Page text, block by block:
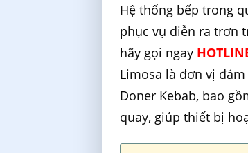
Hệ thống bếp trong
phục vụ diễn ra trơn
hãy gọi ngay
Limosa là đơn vị
Doner Kebab, bao
quay, giúp thiết bị